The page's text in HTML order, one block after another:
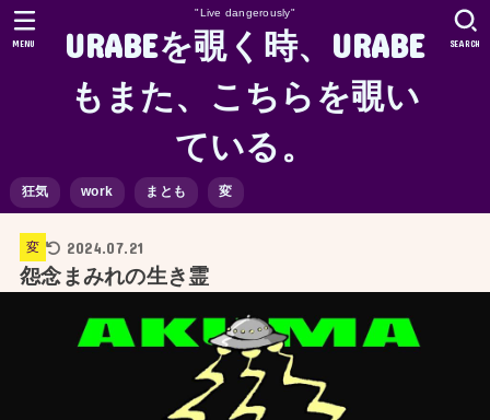
"Live dangerously"
URABEを覗く時、URABE
もまた、こちらを覗い
ている。
狂気 work まとも 変
SEARCH
MENU
変 2024.07.21
怨念まみれの生き霊